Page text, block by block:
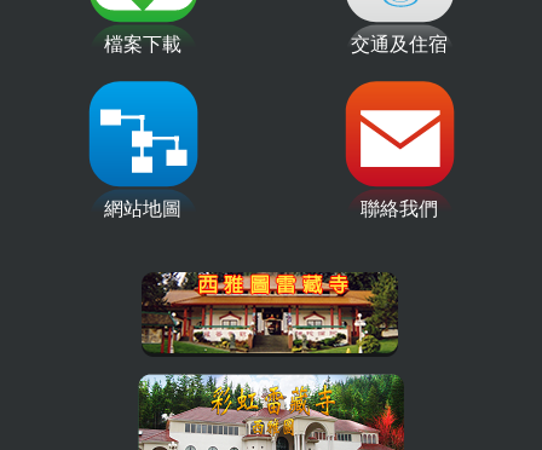
檔案下載 交通及住宿
網站地圖 聯絡我們